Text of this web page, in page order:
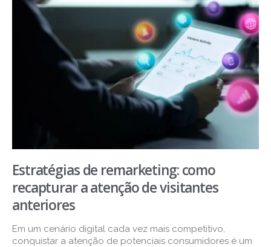
Estratégias de remarketing: como
recapturar a atenção de visitantes
anteriores
Em um cenário digital cada vez mais competitivo,
conquistar a atenção de potenciais consumidores é um